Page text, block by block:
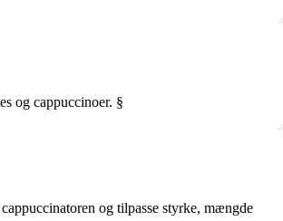
og cappuccinoer. §
og tilpasse styrke, mængde